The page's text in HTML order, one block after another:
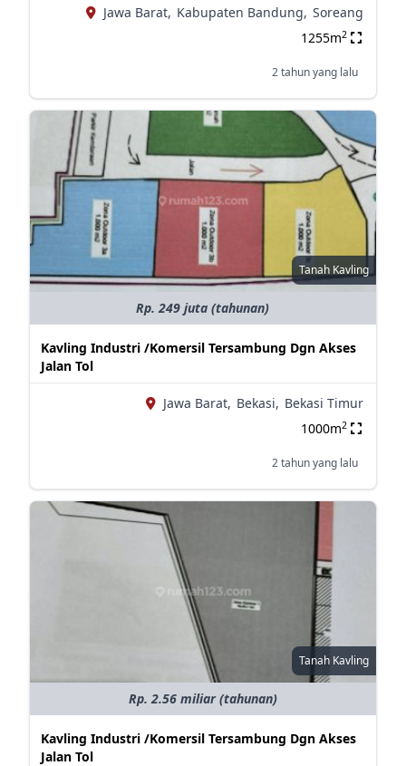
Jawa Barat, Kabupaten Bandung, Soreang
1255m2
2 tahun yang lalu
Tanah Kavling
Rp. 249 juta (tahunan)
Kavling Industri /Komersil Tersambung Dgn Akses
Jalan Tol
Jawa Barat, Bekasi, Bekasi Timur
1000m2
2 tahun yang lalu
Tanah Kavling
Rp. 2.56 miliar (tahunan)
Kavling Industri /Komersil Tersambung Dgn Akses
Jalan Tol